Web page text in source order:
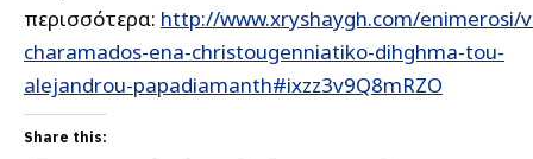
περισσότερα: http://www.xryshaygh.com/enimerosi/
charamados-ena-christougenniatiko-dihghma-tou-
alejandrou-papadiamanth#ixzz3v9Q8mRZO
Share this: